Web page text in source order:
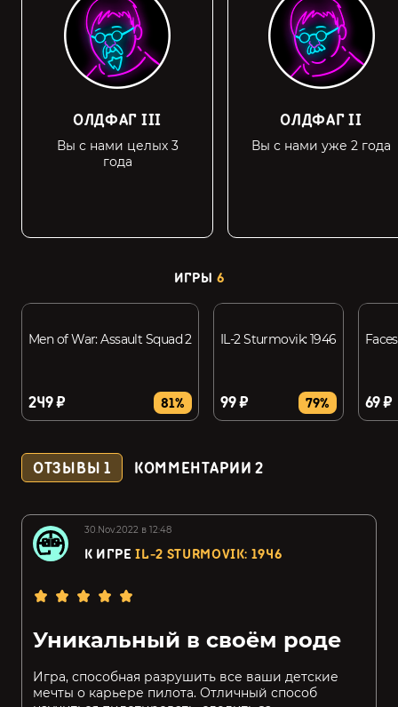
ОЛДФАГ III
Вы с нами целых 3
года
ОЛДФАГ II
Вы с нами уже 2 года
ИГРЫ 6
Men of War: Assault Squad 2
249 ₽ 81%
IL-2 Sturmovik: 1946
99 ₽ 79% 69 ₽
ОТЗЫВЫ1 КОММЕНТАРИИ2
30.Nov.2022 в 12:48
К ИГРЕIL-2 STURMOVIK: 1946
Уникальный в своём роде
Игра, способная разрушить все ваши детские
мечты о карьере пилота. Отличный способ